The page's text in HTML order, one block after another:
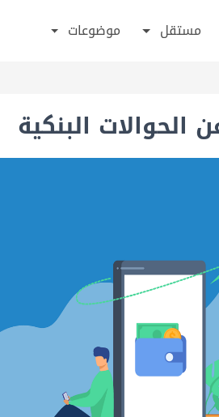
مستقل موضوعات
البنكية